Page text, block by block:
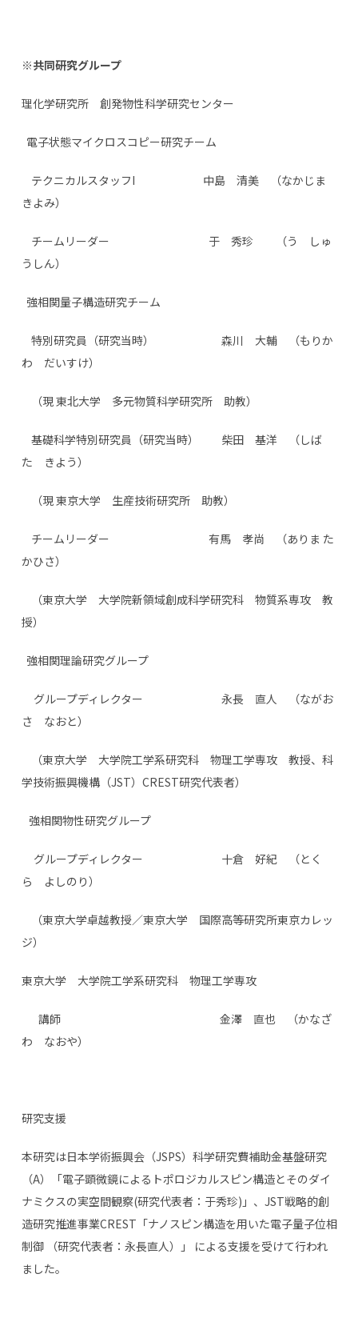
※共同研究グループ
理化学研究所 創発物性科学研究センター
電子状態マイクロスコピー研究チーム
テクニカルスタッフI 中島 清美 （なかじま
きよみ）
チームリーダー 于 秀珍 （う しゅ
うしん）
強相関量子構造研究チーム
特別研究員（研究当時） 森川 大輔 （もりか
わ だいすけ）
（現 東北大学 多元物質科学研究所 助教）
基礎科学特別研究員（研究当時） 柴田 基洋 （しば
た きよう）
（現 東京大学 生産技術研究所 助教）
チームリーダー 有馬 孝尚 （ありま た
かひさ）
（東京大学 大学院新領域創成科学研究科 物質系専攻 教
授）
強相関理論研究グループ
グループディレクター 永長 直人 （ながお
さ なおと）
（東京大学 大学院工学系研究科 物理工学専攻 教授、 科
学技術振興機構（JST）CREST研究代表者）
強相関物性研究グループ
グループディレクター 十倉 好紀 （とく
ら よしのり）
（東京大学卓越教授／東京大学 国際高等研究所東京カレッ
ジ）
東京大学 大学院工学系研究科 物理工学専攻
講師 金澤 直也 （かなざ
わ なおや）
研究支援
本研究は日本学術振興会（JSPS）科学研究費補助金基盤研究
（A）「電子顕微鏡によるトポロジカルスピン構造とそのダイ
ナミクスの実空間観察(研究代表者：于秀珍)」、JST戦略的創
造研究推進事業CREST「ナノスピン構造を用いた電子量子位相
制御 （研究代表者：永長直人）」 による支援を受けて行われ
ました。